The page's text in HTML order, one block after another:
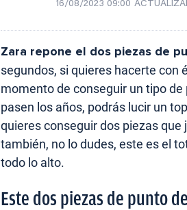
16/08/2023 09:00
Zara repone el dos piezas de
segundos, si quieres hacerte con
momento de conseguir un tipo
pasen los años, podrás lucir un
quieres conseguir dos piezas
también, no lo dudes, este es el
todo lo alto.
Este dos piezas de punto